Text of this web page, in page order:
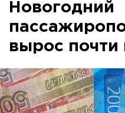
Новогодний
вырос почти